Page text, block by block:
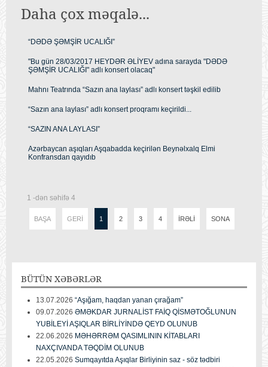
Daha çox məqalə...
“DƏDƏ ŞƏMŞİR UCALIĞI”
"Bu gün 28/03/2017 HEYDƏR ƏLİYEV adına sarayda "DƏDƏ
ŞƏMŞİR UCALIĞI" adlı konsert olacaq"
Mahnı Teatrında “Sazın ana laylası” adlı konsert təşkil edilib
“Sazın ana laylası” adlı konsert proqramı keçirildi...
“SAZIN ANA LAYLASI”
Azərbaycan aşıqları Aşqabadda keçirilən Beynəlxalq Elmi
Konfransdan qayıdıb
1 -dən səhifə 4
BAŞA GERI 1 2 3 4 İRƏLI SONA
BÜTÜN XƏBƏRLƏR
13.07.2026 “Aşığam, haqdan yanan çırağam”
09.07.2026 ƏMƏKDAR JURNALİST FAİQ QİSMƏTOĞLUNUN
YUBİLEYİ AŞIQLAR BİRLİYİNDƏ QEYD OLUNUB
22.06.2026 MƏHƏRRƏM QASIMLININ KİTABLARI
NAXÇIVANDA TƏQDİM OLUNUB
22.05.2026 Sumqayıtda Aşıqlar Birliyinin saz - söz tədbiri